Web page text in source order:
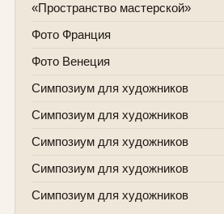
«Пространство мастерской»
Фото Франция
Фото Венеция
Симпозиум для художников
Симпозиум для художников
Симпозиум для художников
Симпозиум для художников
Симпозиум для художников